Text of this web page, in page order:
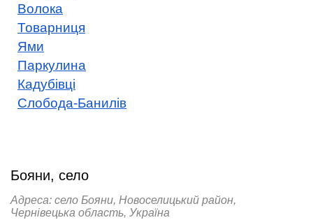
Волока
Товарниця
Ями
Паркулина
Кадубівці
Слобода-Банилів
Бояни, село
Адреса: село Бояни, Новоселицький район,
Чернівецька область, Україна